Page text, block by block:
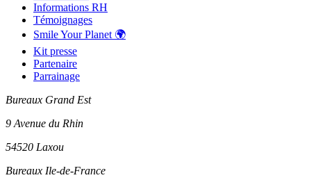
Informations RH
Témoignages
Smile Your Planet 🌍
Kit presse
Partenaire
Parrainage
Bureaux Grand Est
9 Avenue du Rhin
54520 Laxou
Bureaux Ile-de-France